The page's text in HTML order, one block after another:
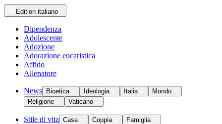
Edition italiano
Dipendenza
Adolescente
Adozione
Adorazione eucaristica
Affido
Allenatore
News Bioetica Ideologia Italia
Mondo
Religione
Vaticano
Stile di vita Casa Coppia
Famiglia